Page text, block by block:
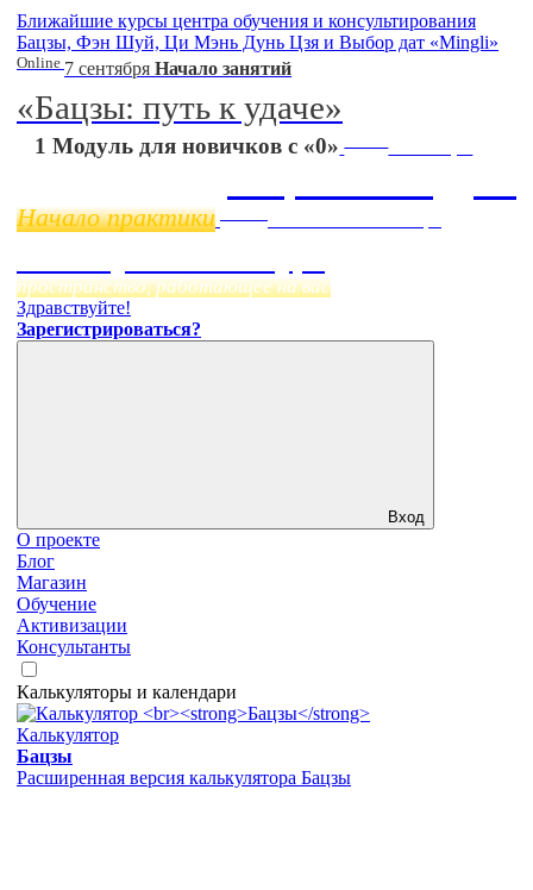
Ближайшие курсы центра обучения и консультирования
Бацзы, Фэн Шуй, Ци Мэнь Дунь Цзя и Выбор дат «Mingli»
Online 7 сентября Начало занятий
«Бацзы: путь к удаче»
1 Модуль для новичков с «0» 11 ноября
Начало практики
пространство, работающее на вас
Здравствуйте!
Зарегистрироваться?
Вход
О проекте
Блог
Магазин
Обучение
Активизации
Консультанты
Калькуляторы и календари
Калькулятор
Бацзы
Расширенная версия калькулятора Бацзы